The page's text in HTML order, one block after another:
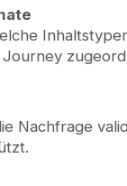
Nachfrage